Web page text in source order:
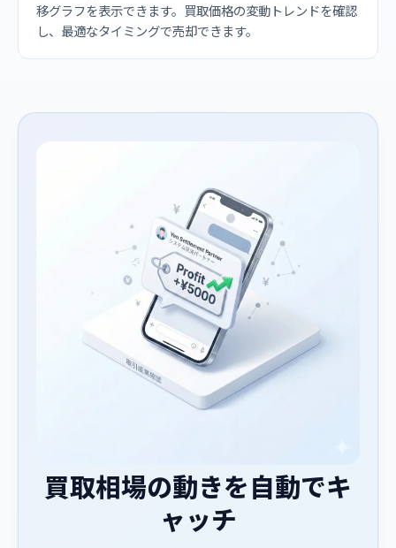
移グラフを表示できます。買取価格の変動トレンドを確認
し、最適なタイミングで売却できます。
買取相場の動きを自動でキ
ャッチ